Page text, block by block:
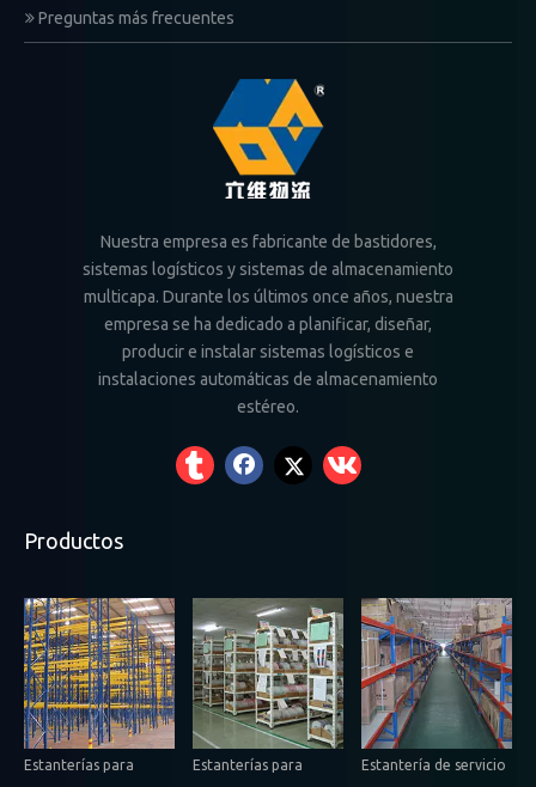
Preguntas más frecuentes
Nuestra empresa es fabricante de bastidores,
sistemas logísticos y sistemas de almacenamiento
multicapa. Durante los últimos once años, nuestra
empresa se ha dedicado a planificar, diseñar,
producir e instalar sistemas logísticos e
instalaciones automáticas de almacenamiento
estéreo.
Productos
Estanterías para
Estanterías para
Estantería de servicio